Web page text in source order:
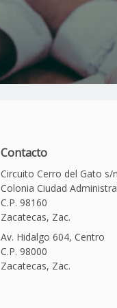
Contacto
Circuito Cerro del Gato s/n
Colonia Ciudad
C.P. 98160
Zacatecas, Zac.
Av. Hidalgo 604, Centro
C.P. 98000
Zacatecas, Zac.